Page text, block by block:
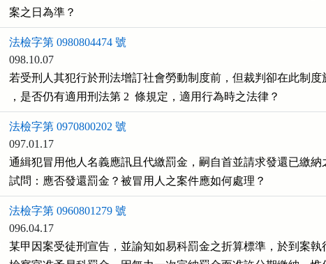
案之日為準？
法檢字第 0980804474 號
098.10.07
若受刑人其犯行於刑法增訂社會勞動制度前，但裁判卻在此制度
，是否仍有適用刑法第 2  條規定，適用行為時之法律？
法檢字第 0970800202 號
097.01.17
通緝犯冒用他人名義應訊且代繳罰金，嗣自首並請求發還已繳納
試問：應否發還罰金？被冒用人之案件應如何處理？
法檢字第 0960801279 號
096.04.17
某甲因案受徒刑宣告，並諭知如易科罰金之折算標準，於到案執